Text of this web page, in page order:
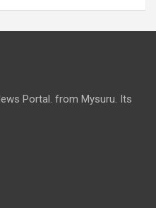
Portal. from Mysuru. Its